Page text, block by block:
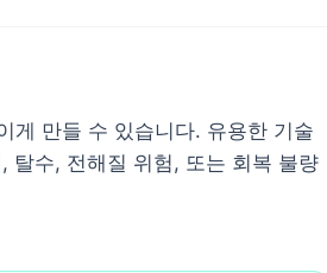
게 만들 수 있습니다. 유용한 기술
탈수, 전해질 위험, 또는 회복 불량